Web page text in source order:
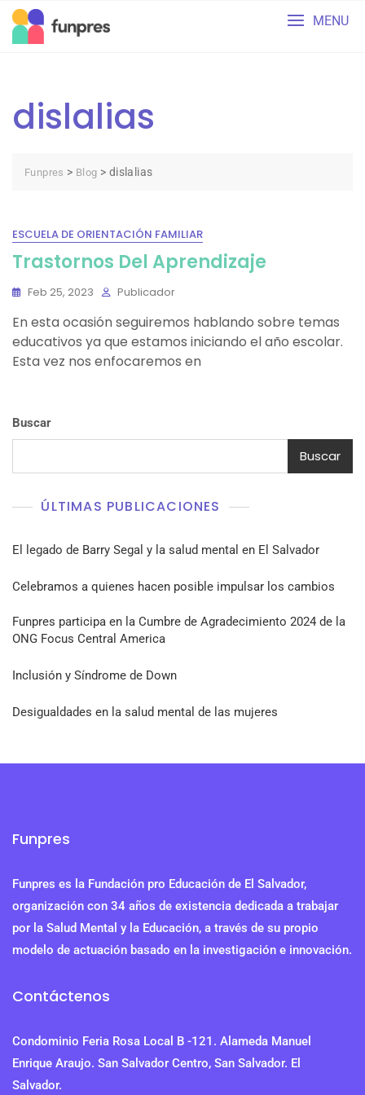
Skip
content
MENU
dislalias
Funpres > Blog > dislalias
ESCUELA DE ORIENTACIÓN FAMILIAR
Trastornos Del Aprendizaje
Feb 25, 2023 Publicador
En esta ocasión seguiremos hablando sobre temas
educativos ya que estamos iniciando el año escolar.
Esta vez nos enfocaremos en
Buscar
Buscar
ÚLTIMAS PUBLICACIONES
El legado de Barry Segal y la salud mental en El Salvador
Celebramos a quienes hacen posible impulsar los cambios
Funpres participa en la Cumbre de Agradecimiento 2024 de la
ONG Focus Central America
Inclusión y Síndrome de Down
Desigualdades en la salud mental de las mujeres
Funpres
Funpres es la Fundación pro Educación de El Salvador,
organización con 34 años de existencia dedicada a trabajar
por la Salud Mental y la Educación, a través de su propio
modelo de actuación basado en la investigación e innovación.
Contáctenos
Condominio Feria Rosa Local B -121. Alameda Manuel
Enrique Araujo. San Salvador Centro, San Salvador. El
Salvador.